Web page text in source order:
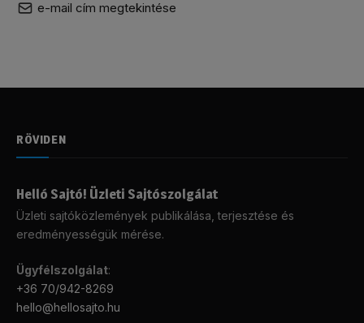
e-mail cím megtekintése
RÖVIDEN
Helló Sajtó! Üzleti Sajtószolgálat
Üzleti sajtóközlemények publikálása, terjesztése és
eredményességük mérése.
Ügyfélszolgálat:
+36 70/942-8269
hello@hellosajto.hu